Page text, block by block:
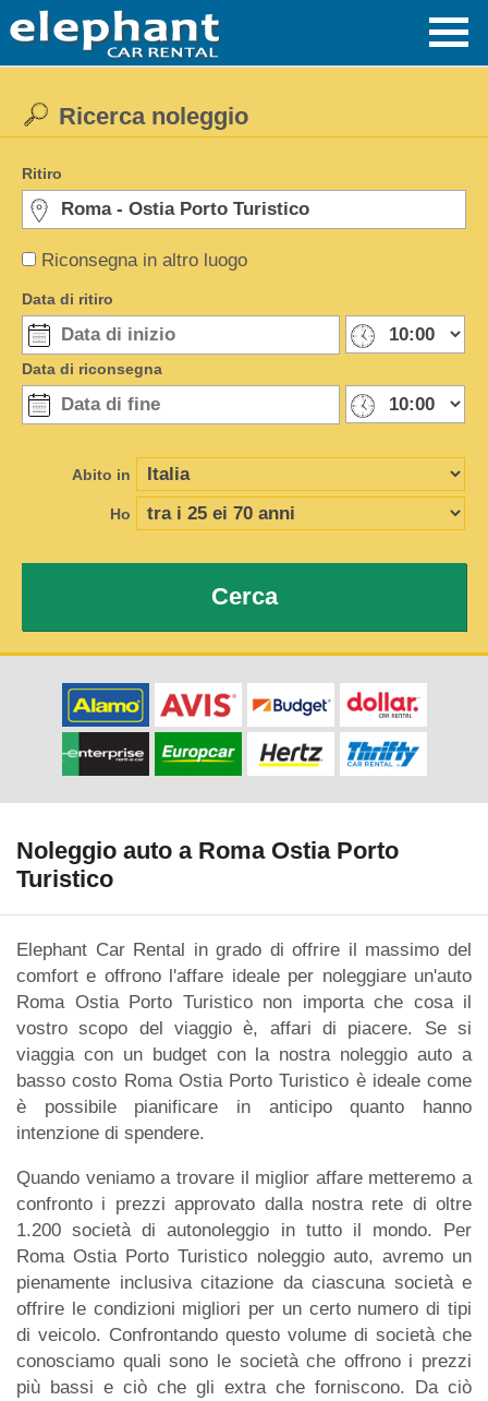
Riconsegna in altro luogo
Ricerca noleggio
Ritiro
Data di ritiro
Data di riconsegna
Abito in
Ho
Cerca
Noleggio auto a Roma Ostia Porto
Turistico
Elephant Car Rental in grado di offrire il massimo del
comfort e offrono l'affare ideale per noleggiare un'auto
Roma Ostia Porto Turistico non importa che cosa il
vostro scopo del viaggio è, affari di piacere. Se si
viaggia con un budget con la nostra noleggio auto a
basso costo Roma Ostia Porto Turistico è ideale come
è possibile pianificare in anticipo quanto hanno
intenzione di spendere.
Quando veniamo a trovare il miglior affare metteremo a
confronto i prezzi approvato dalla nostra rete di oltre
1.200 società di autonoleggio in tutto il mondo. Per
Roma Ostia Porto Turistico noleggio auto, avremo un
pienamente inclusiva citazione da ciascuna società e
offrire le condizioni migliori per un certo numero di tipi
di veicolo. Confrontando questo volume di società che
conosciamo quali sono le società che offrono i prezzi
più bassi e ciò che gli extra che forniscono. Da ciò